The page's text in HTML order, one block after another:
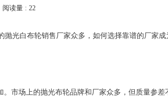
阅读量 : 22
光白布轮销售厂家众多，如何选择靠谱的厂家成
市场上的抛光布轮品牌和厂家众多，但质量参差